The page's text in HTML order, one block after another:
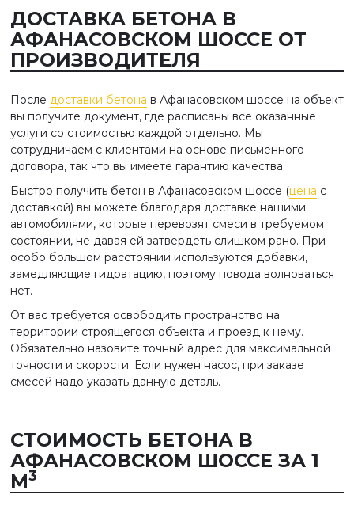
ДОСТАВКА БЕТОНА В
АФАНАСОВСКОМ ШОССЕ ОТ
ПРОИЗВОДИТЕЛЯ
После доставки бетона в Афанасовском шоссе на объект
вы получите документ, где расписаны все оказанные
услуги со стоимостью каждой отдельно. Мы
сотрудничаем с клиентами на основе письменного
договора, так что вы имеете гарантию качества.
Быстро получить бетон в Афанасовском шоссе (цена с
доставкой) вы можете благодаря доставке нашими
автомобилями, которые перевозят смеси в требуемом
состоянии, не давая ей затвердеть слишком рано. При
особо большом расстоянии используются добавки,
замедляющие гидратацию, поэтому повода волноваться
нет.
От вас требуется освободить пространство на
территории строящегося объекта и проезд к нему.
Обязательно назовите точный адрес для максимальной
точности и скорости. Если нужен насос, при заказе
смесей надо указать данную деталь.
СТОИМОСТЬ БЕТОНА В
АФАНАСОВСКОМ ШОССЕ ЗА 1
М3